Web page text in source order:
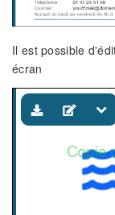
Il est possible
écran